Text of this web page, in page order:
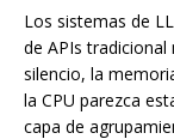
Los sistemas de
de APIs tradicional
silencio, la
la CPU parezca
capa de